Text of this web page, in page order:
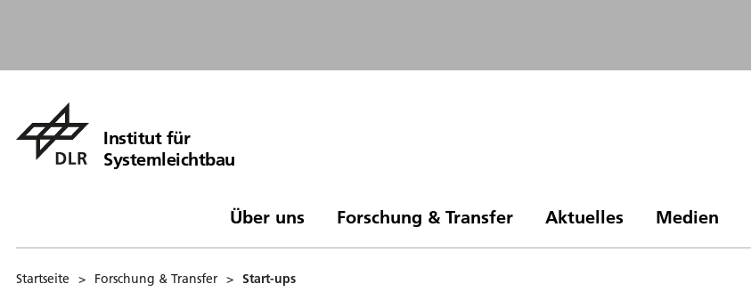
Institut für
Systemleichtbau
Über uns Forschung & Transfer Aktuelles Medien
Startseite > Forschung & Transfer > Start-ups